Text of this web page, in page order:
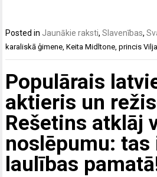
Posted in Jaunākie raksti,Slavenības,
karaliskā ģimene,Keita Midltone,princis
Populārais
aktieris un
Rešetins atklāj
noslēpumu:
laulības